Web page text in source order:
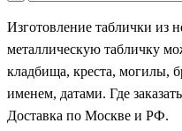
Изготовление таблички из
металлическую табличку
кладбища, креста, могилы,
именем, датами. Где
Доставка по Москве и РФ.